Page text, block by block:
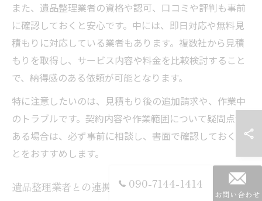
また、遺品整理業者の資格や認可、口コミや評判も事前
に確認しておくと安心です。中には、即日対応や無料見
積もりに対応している業者もあります。複数社から見積
もりを取得し、サービス内容や料金を比較検討すること
で、納得感のある依頼が可能となります。
特に注意したいのは、見積もり後の追加請求や、作業中
のトラブルです。契約内容や作業範囲について疑問点が
ある場合は、必ず事前に相談し、書面で確認しておくこ
とをおすすめします。
遺品整理業者との連携で準備を円滑に
090-7144-1414
お問い合わせ